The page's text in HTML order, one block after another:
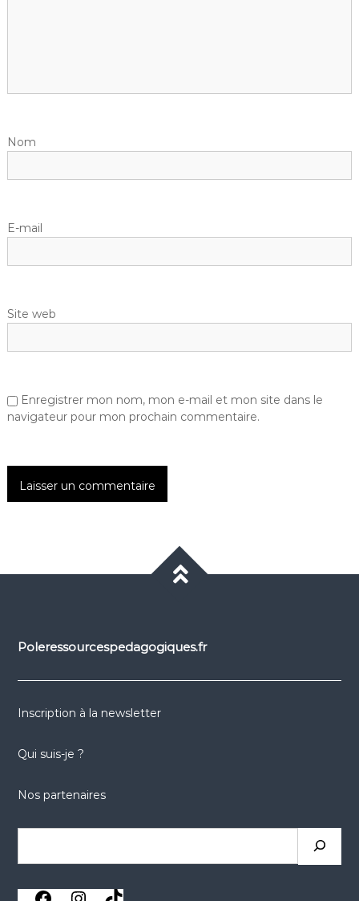
Nom
E-mail
Site web
Enregistrer mon nom, mon e-mail et mon site dans le
navigateur pour mon prochain commentaire.
Poleressourcespedagogiques.fr
Inscription à la newsletter
Qui suis-je ?
Nos partenaires